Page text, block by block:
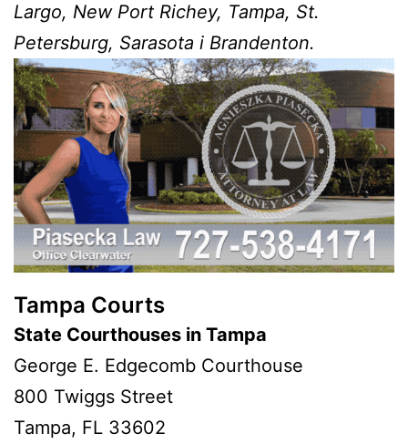
Largo, New Port Richey, Tampa, St.
Petersburg, Sarasota i Brandenton.
Tampa Courts
State Courthouses in Tampa
George E. Edgecomb Courthouse
800 Twiggs Street
Tampa, FL 33602